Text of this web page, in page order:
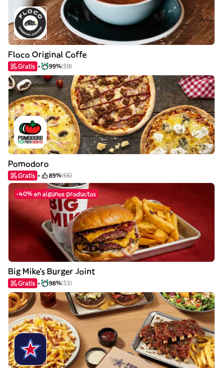
Floco Original Coffe
Gratis 99%(59)
Pomodoro
Gratis 89%(66)
-40% en algunos productos
Big Mike's Burger Joint
Gratis 98%(53)